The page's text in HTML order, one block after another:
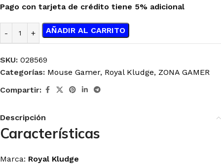
Pago con tarjeta de crédito tiene 5% adicional
AÑADIR AL CARRITO
SKU: 028569
Categorías: Mouse Gamer, Royal Kludge, ZONA GAMER
Compartir:
Descripción
Características
Marca: Royal Kludge